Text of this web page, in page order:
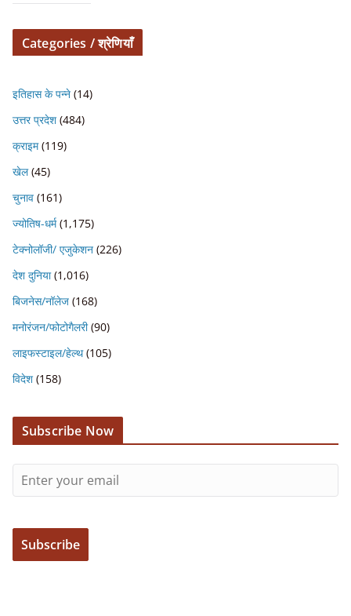
Categories / श्रेणियाँ
इतिहास के पन्ने (14)
उत्तर प्रदेश (484)
क्राइम(119)
खेल(45)
चुनाव (161)
ज्योतिष-धर्म(1,175)
टेक्नोलॉजी/ एजुकेशन (226)
देश दुनिया(1,016)
बिजनेस/नॉलेज (168)
मनोरंजन/फोटोगैलरी(90)
लाइफस्टाइल/हेल्थ(105)
विदेश (158)
Subscribe Now